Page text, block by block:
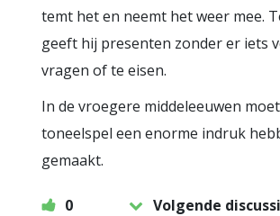
temt het en neemt het weer mee.
geeft hij presenten zonder er iets
vragen of te eisen.
In de vroegere middeleeuwen
toneelspel een enorme indruk
gemaakt.
0
Volgende